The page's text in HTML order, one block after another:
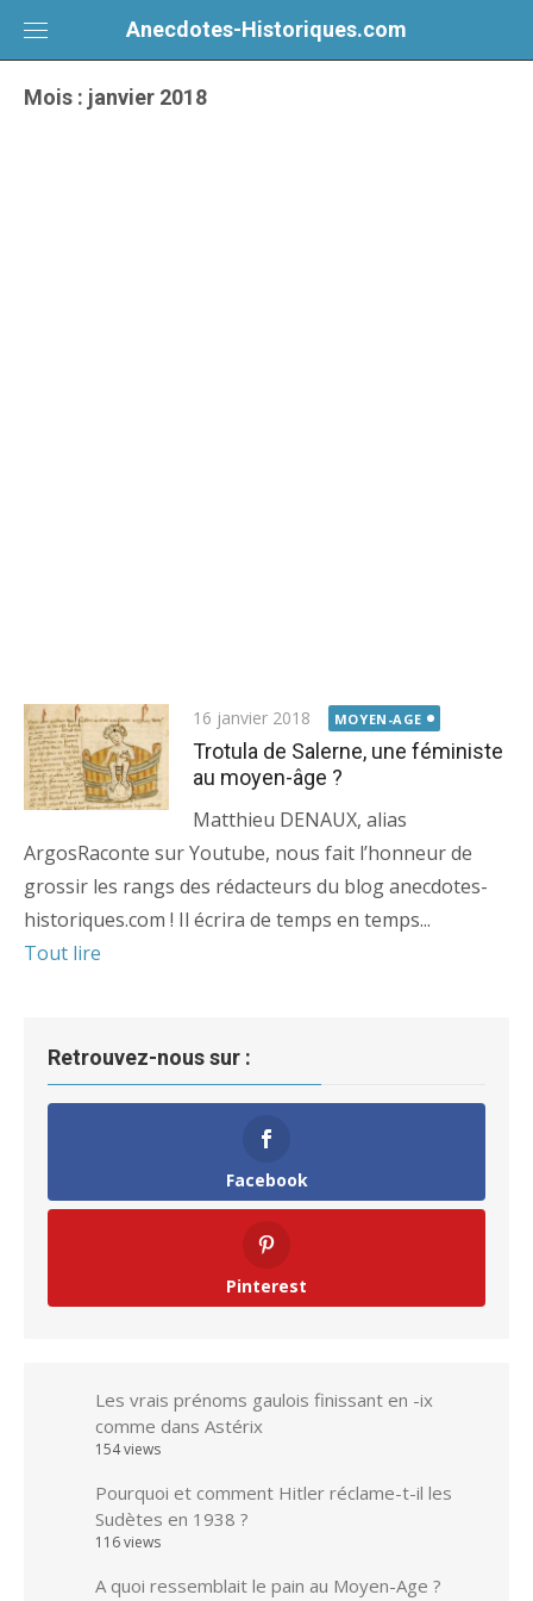
content
Anecdotes-Historiques.com
Mois : janvier 2018
16 janvier 2018 MOYEN-AGE
Trotula de Salerne, une féministe
au moyen-âge ?
Matthieu DENAUX, alias
ArgosRaconte sur Youtube, nous fait l’honneur de
grossir les rangs des rédacteurs du blog anecdotes-
historiques.com ! Il écrira de temps en temps...
Tout lire
Retrouvez-nous sur :
Facebook
Pinterest
Les vrais prénoms gaulois finissant en -ix
comme dans Astérix
154 views
Pourquoi et comment Hitler réclame-t-il les
Sudètes en 1938 ?
116 views
A quoi ressemblait le pain au Moyen-Age ?